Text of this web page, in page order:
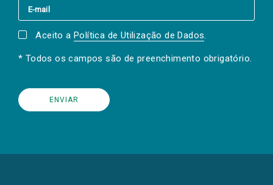
Aceito a Política de Utilização de Dados.
* Todos os campos são de preenchimento obrigatório.